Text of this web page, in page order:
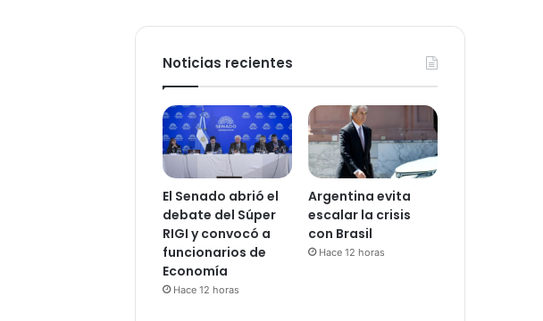
Noticias recientes
El Senado abrió el
debate del Súper
RIGI y convocó a
funcionarios de
Economía
Hace 12 horas
Argentina evita
escalar la crisis
con Brasil
Hace 12 horas